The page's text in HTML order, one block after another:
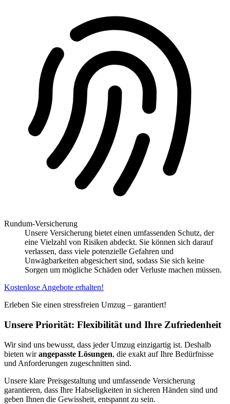
Rundum-Versicherung
Unsere Versicherung bietet einen umfassenden Schutz, der
eine Vielzahl von Risiken abdeckt. Sie können sich darauf
verlassen, dass viele potenzielle Gefahren und
Unwägbarkeiten abgesichert sind, sodass Sie sich keine
Sorgen um mögliche Schäden oder Verluste machen müssen.
Kostenlose Angebote erhalten!
Erleben Sie einen stressfreien Umzug – garantiert!
Unsere Priorität: Flexibilität und Ihre Zufriedenheit
Wir sind uns bewusst, dass jeder Umzug einzigartig ist. Deshalb
bieten wirangepasste Lösungen, die exakt auf Ihre Bedürfnisse
und Anforderungen zugeschnitten sind.
Unsere klare Preisgestaltung und umfassende Versicherung
garantieren, dass Ihre Habseligkeiten in sicheren Händen sind und
geben Ihnen die Gewissheit, entspannt zu sein.